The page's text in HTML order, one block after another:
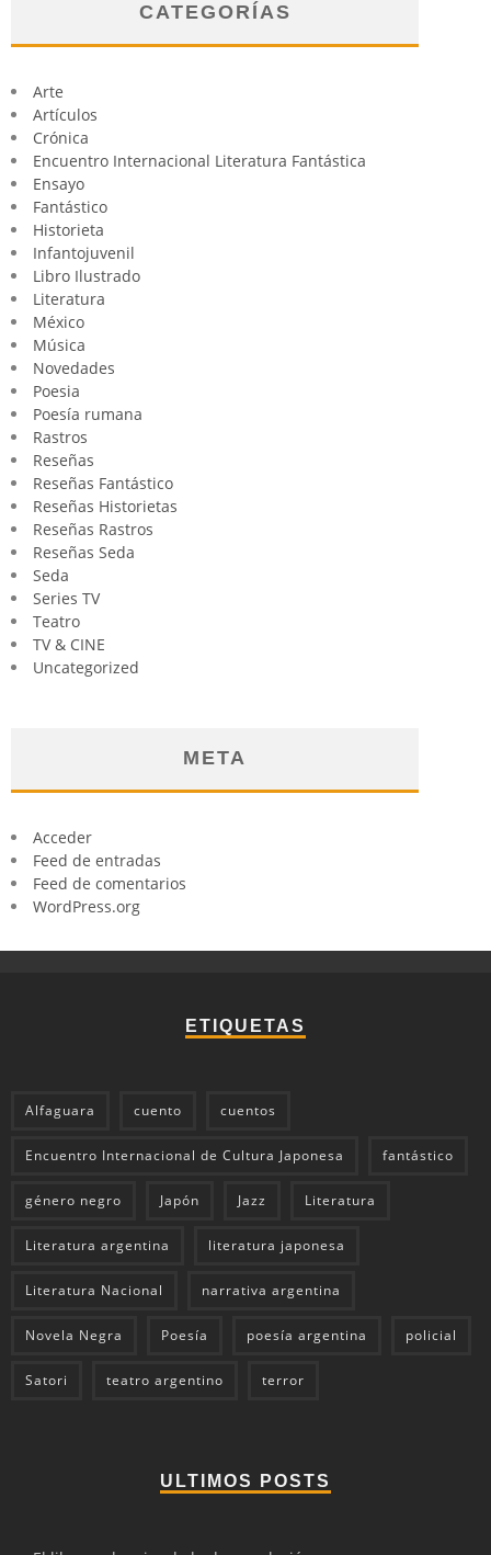
CATEGORÍAS
Arte
Artículos
Crónica
Encuentro Internacional Literatura Fantástica
Ensayo
Fantástico
Historieta
Infantojuvenil
Libro Ilustrado
Literatura
México
Música
Novedades
Poesia
Poesía rumana
Rastros
Reseñas
Reseñas Fantástico
Reseñas Historietas
Reseñas Rastros
Reseñas Seda
Seda
Series TV
Teatro
TV & CINE
Uncategorized
META
Acceder
Feed de entradas
Feed de comentarios
WordPress.org
ETIQUETAS
Alfaguara cuento cuentos
Encuentro Internacional de Cultura Japonesa fantástico
género negro Japón Jazz Literatura
Literatura argentina literatura japonesa
Literatura Nacional narrativa argentina
Novela Negra Poesía poesía argentina policial
Satori teatro argentino terror
ULTIMOS POSTS